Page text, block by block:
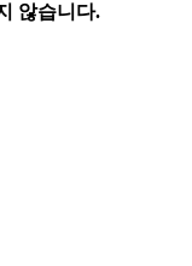
않습니다.